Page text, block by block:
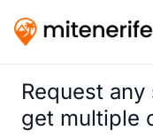
Request
get multiple